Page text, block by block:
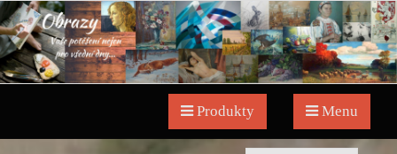
Produkty Menu